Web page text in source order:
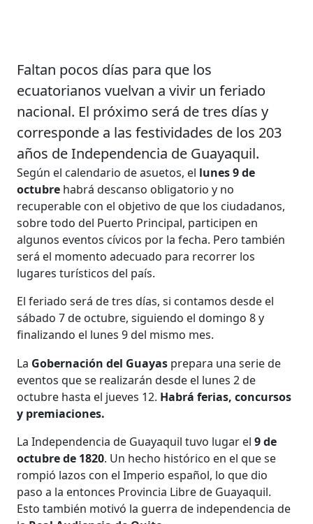
Faltan pocos días para que los
ecuatorianos vuelvan a vivir un feriado
nacional. El próximo será de tres días y
corresponde a las festividades de los 203
años de Independencia de Guayaquil.
Según el calendario de asuetos, el lunes 9 de
octubre habrá descanso obligatorio y no
recuperable con el objetivo de que los ciudadanos,
sobre todo del Puerto Principal, participen en
algunos eventos cívicos por la fecha. Pero también
será el momento adecuado para recorrer los
lugares turísticos del país.
El feriado será de tres días, si contamos desde el
sábado 7 de octubre, siguiendo el domingo 8 y
finalizando el lunes 9 del mismo mes.
La Gobernación del Guayas prepara una serie de
eventos que se realizarán desde el lunes 2 de
octubre hasta el jueves 12. Habrá ferias, concursos
y premiaciones.
La Independencia de Guayaquil tuvo lugar el9 de
octubre de 1820. Un hecho histórico en el que se
rompió lazos con el Imperio español, lo que dio
paso a la entonces Provincia Libre de Guayaquil.
Esto también motivó la guerra de independencia de